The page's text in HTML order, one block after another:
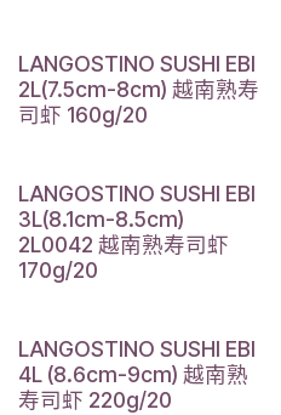
LANGOSTINO SUSHI EBI
2L(7.5cm-8cm) 越南熟寿
司虾 160g/20
LANGOSTINO SUSHI EBI
3L(8.1cm-8.5cm)
2L0042 越南熟寿司虾
170g/20
LANGOSTINO SUSHI EBI
4L (8.6cm-9cm) 越南熟
寿司虾 220g/20